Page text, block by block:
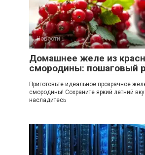
Новости
Домашнее желе из
смородины: пошаговый
Приготовьте идеальное прозрачное
смородины! Сохраните яркий летний
насладитесь